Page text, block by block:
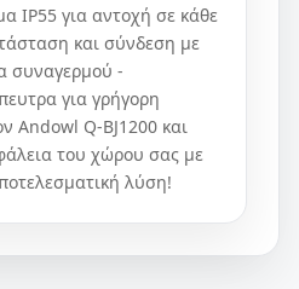
IP55 για αντοχή σε κάθε
και σύνδεση με
συναγερμού -
για γρήγορη
Andowl Q-BJ1200 και
του χώρου σας με
λύση!